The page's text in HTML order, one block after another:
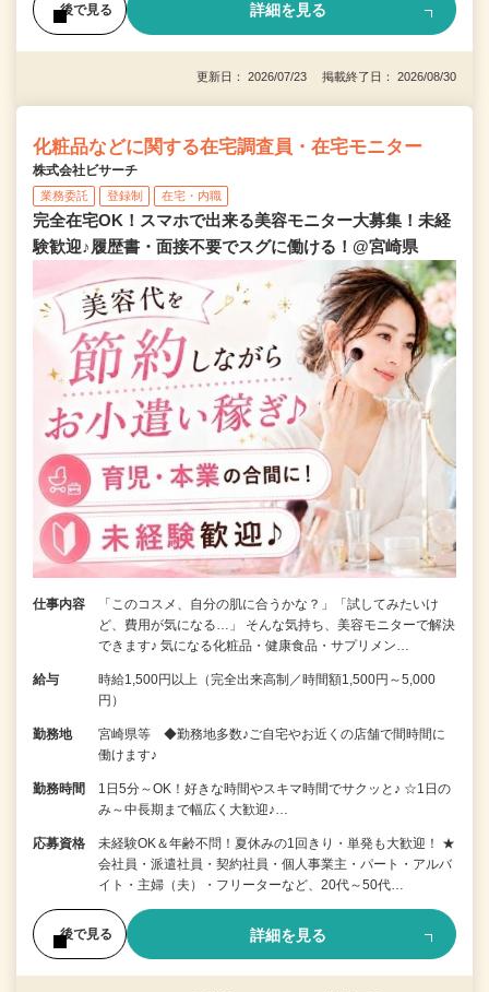
後で見る 詳細を見る
更新日： 2026/07/23 掲載終了日： 2026/08/30
化粧品などに関する在宅調査員・在宅モニター
株式会社ビサーチ
業務委託 登録制 在宅・内職
完全在宅OK！スマホで出来る美容モニター大募集！未経
験歓迎♪履歴書・面接不要でスグに働ける！@宮崎県
仕事内容
「このコスメ、自分の肌に合うかな？」「試してみたいけ
ど、費用が気になる…」 そんな気持ち、美容モニターで解決
できます♪ 気になる化粧品・健康食品・サプリメン…
給与
時給1,500円以上（完全出来高制／時間額1,500円～5,000
円）
勤務地
宮崎県等 ◆勤務地多数♪ご自宅やお近くの店舗で間時間に
働けます♪
勤務時間
1日5分～OK！好きな時間やスキマ時間でサクッと♪ ☆1日の
み～中長期まで幅広く大歓迎♪…
応募資格
未経験OK＆年齢不問！夏休みの1回きり・単発も大歓迎！ ★
会社員・派遣社員・契約社員・個人事業主・パート・アルバ
イト・主婦（夫）・フリーターなど、20代～50代…
後で見る 詳細を見る